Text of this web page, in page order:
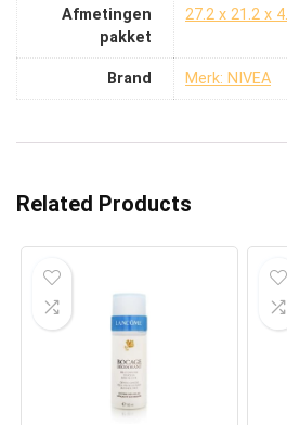
Afmetingen
pakket
‎27.2 x 21.2 x
Brand Merk: NIVEA
Related Products